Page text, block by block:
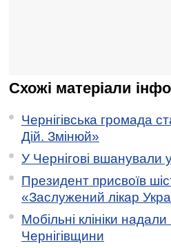
Схожі матеріали
Чернігівська громада
Дій. Змінюй»
У Чернігові вшанували
Президент присвоїв
«Заслужений лікар
Мобільні клініки
Чернігівщини